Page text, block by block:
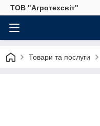
ТОВ "Агротехсвіт"
Товари та послуги